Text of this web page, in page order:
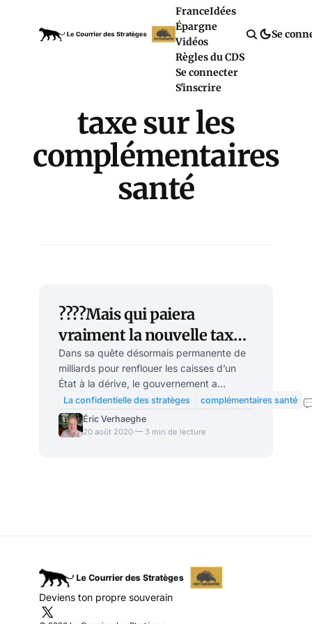
FranceIdées
Épargne
Vidéos
Règles du CDS
Se connecter
S'inscrire
Se
taxe sur les
complémentaires
santé
????Mais qui paiera
vraiment la nouvelle taxe
sur les complémentaires
santé ?
Dans sa quête désormais permanente de
milliards pour renflouer les caisses d’un
État à la dérive, le gouvernement a
confirmé qu’une taxe « temporaire » serait
créée sur les complémentaires santé,
accusées d’avoir fait du gras pendant le
La confidentielle des stratèges
complémentaires santé
Éric Verhaeghe
20 août 2020 — 3 min de lecture
Deviens ton propre souverain